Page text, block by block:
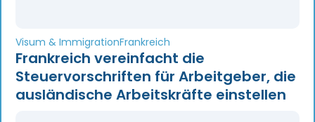
Visum & ImmigrationFrankreich
Frankreich vereinfacht die
Steuervorschriften für Arbeitgeber, die
ausländische Arbeitskräfte einstellen